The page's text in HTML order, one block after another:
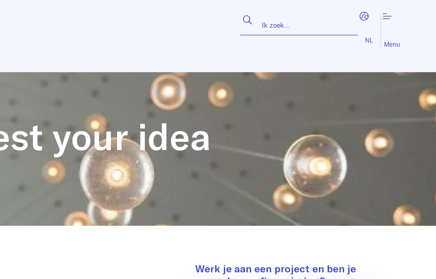
NL
EN
Menu
your idea
Werk je aan een project en ben je
Contact